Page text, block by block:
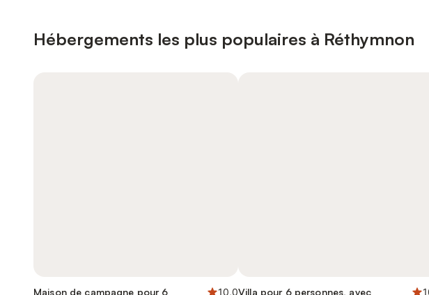
Hébergements les plus populaires à Réthymnon
Maison de campagne pour 6
10,0Villa pour 6 personnes, avec